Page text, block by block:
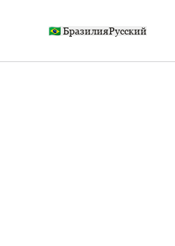
🇧🇷 БразилияРусский